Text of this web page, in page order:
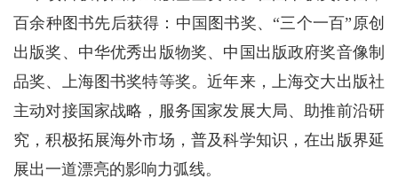
百余种图书先后获得：中国图书奖、“三个一百”原创
出版奖、中华优秀出版物奖、中国出版政府奖音像制
品奖、上海图书奖特等奖。近年来，上海交大出版社
主动对接国家战略，服务国家发展大局、助推前沿研
究，积极拓展海外市场，普及科学知识，在出版界延
展出一道漂亮的影响力弧线。